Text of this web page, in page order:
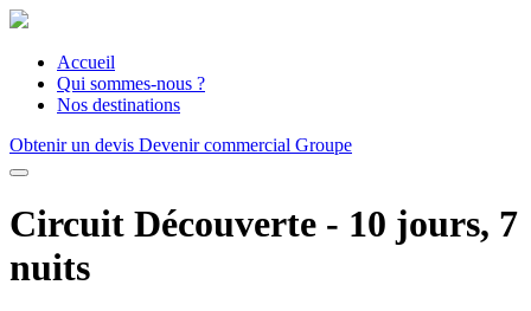
Accueil
Qui sommes-nous ?
Nos destinations
Obtenir un devis Devenir commercial Groupe
Circuit Découverte - 10 jours, 7
nuits